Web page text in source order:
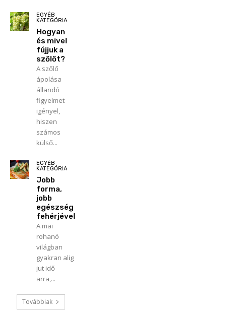
EGYÉB
KATEGÓRIA
Hogyan
és mivel
fújjuk a
szőlőt?
A szőlő
ápolása
állandó
figyelmet
igényel,
hiszen
számos
külső...
EGYÉB
KATEGÓRIA
Jobb
forma,
jobb
egészség
fehérjével
A mai
rohanó
világban
gyakran alig
jut idő
arra,...
Továbbiak